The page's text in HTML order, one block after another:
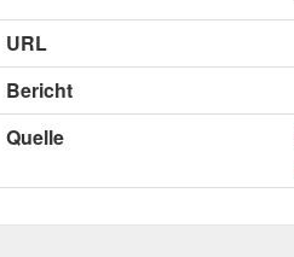
URL
Bericht
Quelle